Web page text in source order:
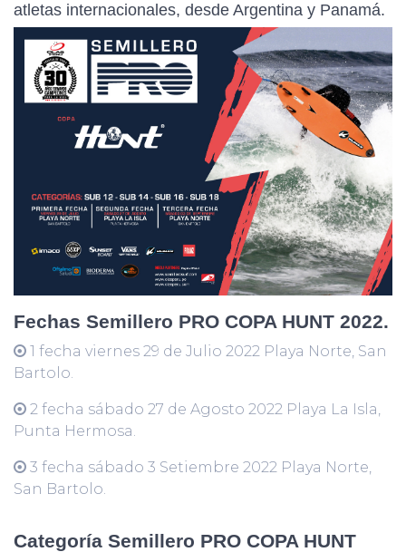
atletas internacionales, desde Argentina y Panamá.
Fechas Semillero PRO COPA HUNT 2022.
1 fecha viernes 29 de Julio 2022 Playa Norte, San
Bartolo.
2 fecha sábado 27 de Agosto 2022 Playa La Isla,
Punta Hermosa.
3 fecha sábado 3 Setiembre 2022 Playa Norte,
San Bartolo.
Categoría Semillero PRO COPA HUNT